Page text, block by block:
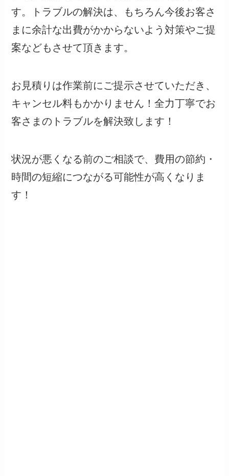
す。トラブルの解決は、もちろん今後お客さ
まに余計な出費がかからないよう対策やご提
案などもさせて頂きます。
お見積りは作業前にご提示させていただき、
キャンセル料もかかりません！全力丁寧でお
客さまのトラブルを解決致します！
状況が悪くなる前のご相談で、費用の節約・
時間の短縮につながる可能性が高くなりま
す！